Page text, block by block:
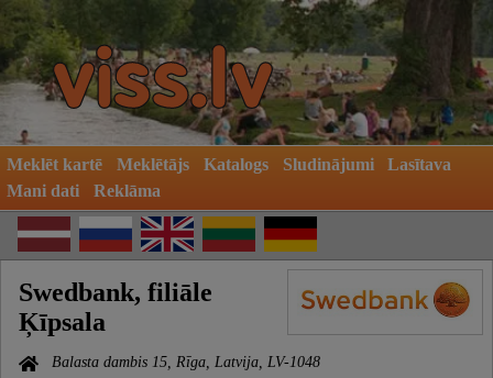
Meklēt kartē Meklētājs Katalogs Sludinājumi
Lasītava
Mani dati
Reklāma
Swedbank, filiāle
Ķīpsala
Balasta dambis 15, Rīga, Latvija, LV-1048